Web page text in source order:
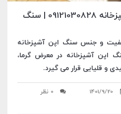
قیمت سنگ کابینت آشپزخانه 09121030828 | سنگ
و جنس سنگ اپن آشپزخانه
اپن آشپزخانه در معرض گرما،
و قلیایی قرار می گیرد.
1401/9/20 0 نظر